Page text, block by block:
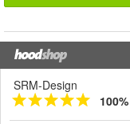
SRM-Design